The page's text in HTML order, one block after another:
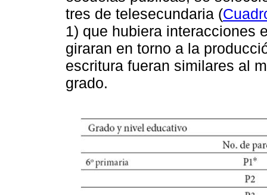
tres de telesecundaria (
1) que hubiera interacciones
giraran en torno a la
escritura fueran similares al
grado.